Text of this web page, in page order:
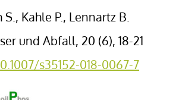
S., Kahle P., Lennartz B.
und Abfall, 20 (6), 18-21
s35152-018-0067-7